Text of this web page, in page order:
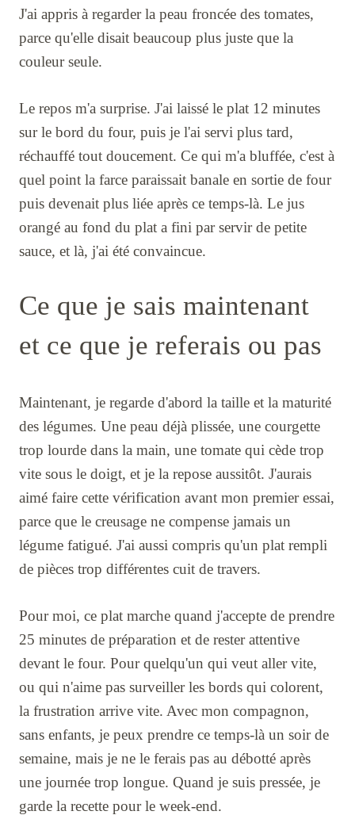
J'ai appris à regarder la peau froncée des tomates,
parce qu'elle disait beaucoup plus juste que la
couleur seule.
Le repos m'a surprise. J'ai laissé le plat 12 minutes
sur le bord du four, puis je l'ai servi plus tard,
réchauffé tout doucement. Ce qui m'a bluffée, c'est à
quel point la farce paraissait banale en sortie de four
puis devenait plus liée après ce temps-là. Le jus
orangé au fond du plat a fini par servir de petite
sauce, et là, j'ai été convaincue.
Ce que je sais maintenant
et ce que je referais ou pas
Maintenant, je regarde d'abord la taille et la maturité
des légumes. Une peau déjà plissée, une courgette
trop lourde dans la main, une tomate qui cède trop
vite sous le doigt, et je la repose aussitôt. J'aurais
aimé faire cette vérification avant mon premier essai,
parce que le creusage ne compense jamais un
légume fatigué. J'ai aussi compris qu'un plat rempli
de pièces trop différentes cuit de travers.
Pour moi, ce plat marche quand j'accepte de prendre
25 minutes de préparation et de rester attentive
devant le four. Pour quelqu'un qui veut aller vite,
ou qui n'aime pas surveiller les bords qui colorent,
la frustration arrive vite. Avec mon compagnon,
sans enfants, je peux prendre ce temps-là un soir de
semaine, mais je ne le ferais pas au débotté après
une journée trop longue. Quand je suis pressée, je
garde la recette pour le week-end.